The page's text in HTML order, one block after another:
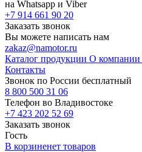
на Whatsapp и Viber
+7 914 661 90 20
Заказать звонок
Вы можете написать нам
zakaz@namotor.ru
Каталог продукции О компании
Контакты
Звонок по России бесплатный
8 800 500 31 06
Телефон во Владивостоке
+7 423 202 52 69
Заказать звонок
Гость
В корзиненет товаров